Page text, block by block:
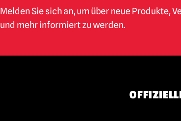
Melden Sie sich an, um über neue Produkte,
und mehr informiert zu werden.